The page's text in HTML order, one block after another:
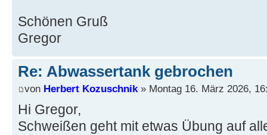
Schönen Gruß
Gregor
Re: Abwassertank gebrochen
von Herbert Kozuschnik» Montag 16. März 2026,
Hi Gregor,
Schweißen geht mit etwas Übung auf